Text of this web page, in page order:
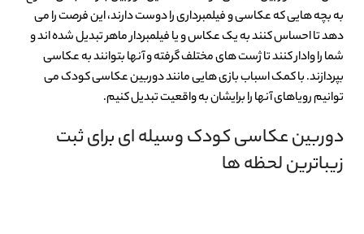
به بچه هایی که عکاسی و فیلمبرداری را دوست دارند، این فرصت را می
دهد تا احساس کنند به یک عکاس و یا فیلمبردار ماهر تبدیل شده اند و
شما را وادار کنند تا ژست های مختلف گرفته و آنها بتوانند به عکاسی
بپردازند. با کمک اسباب بازی هایی مانند دوربین عکاسی کودک می
توانیم رویاهای آنها را برایشان به واقعیت تبدیل کنیم.
دوربین عکاسی کودک وسیله ای برای ثبت
زیباترین لحظه ها